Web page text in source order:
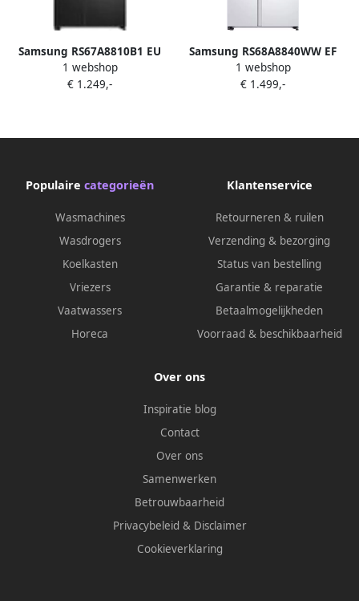
Samsung RS67A8810B1 EU
amerikaanse koelkast
Vrijstaand 609 l Zwart
1 webshop
€ 1.249,-
Samsung RS68A8840WW EF
amerikaanse koelkast
Vrijstaand 634 l Wit
1 webshop
€ 1.499,-
Populaire categorieën
Wasmachines
Wasdrogers
Koelkasten
Vriezers
Vaatwassers
Horeca
Klantenservice
Retourneren & ruilen
Verzending & bezorging
Status van bestelling
Garantie & reparatie
Betaalmogelijkheden
Voorraad & beschikbaarheid
Over ons
Inspiratie blog
Contact
Over ons
Samenwerken
Betrouwbaarheid
Privacybeleid & Disclaimer
Cookieverklaring